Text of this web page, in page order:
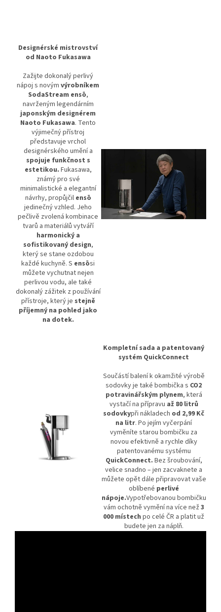
Designérské mistrovství
od Naoto Fukasawa
Zažijte dokonalý perlivý
nápoj s novým výrobníkem
SodaStream ensō,
navrženým legendárním
japonským designérem
Naoto Fukasawa. Tento
výjimečný přístroj
představuje vrchol
designérského umění a
spojuje funkčnost s
estetikou. Fukasawa,
známý pro své
minimalistické a elegantní
návrhy, propůjčil ensō
jedinečný vzhled. Jeho
pečlivě zvolená kombinace
tvarů a materiálů vytváří
harmonický a
sofistikovaný design,
který se stane ozdobou
každé kuchyně. S ensōsi
můžete vychutnat nejen
perlivou vodu, ale také
dokonalý zážitek z používání
přístroje, který je stejně
příjemný na pohled jako
na dotek.
Kompletní sada a patentovaný
systém QuickConnect
Součástí balení k okamžité výrobě
sodovky je také bombička s CO2
potravinářským plynem, která
vystačí na přípravu až 80 litrů
sodovkypři nákladech od 2,99 Kč
na litr. Po jejím vyčerpání
vyměníte starou bombičku za
novou efektivně a rychle díky
patentovanému systému
QuickConnect. Bez šroubování,
velice snadno – jen zacvaknete a
můžete opět dále připravovat vaše
oblíbené perlivé
nápoje.Vypotřebovanou bombičku
vám ochotně vymění na více než 3
000 místech po celé ČR a platit už
budete jen za náplň.